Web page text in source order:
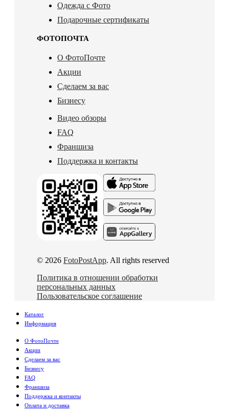
Одежда с Фото
Подарочные сертификаты
ФОТОПОЧТА
О ФотоПочте
Акции
Сделаем за вас
Бизнесу
Видео обзоры
FAQ
Франшиза
Поддержка и контакты
© 2026 FotoPostApp. All rights reserved
Политика в отношении обработки
персональных данных
Пользовательское соглашение
Каталог
Информация
О ФотоПочте
Акции
Сделаем за вас
Бизнесу
FAQ
Франшиза
Поддержка и контакты
Оплата и доставка